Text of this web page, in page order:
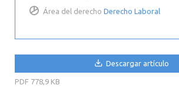
Área del derecho Derecho Laboral
Descargar artículo
PDF 778,9 KB